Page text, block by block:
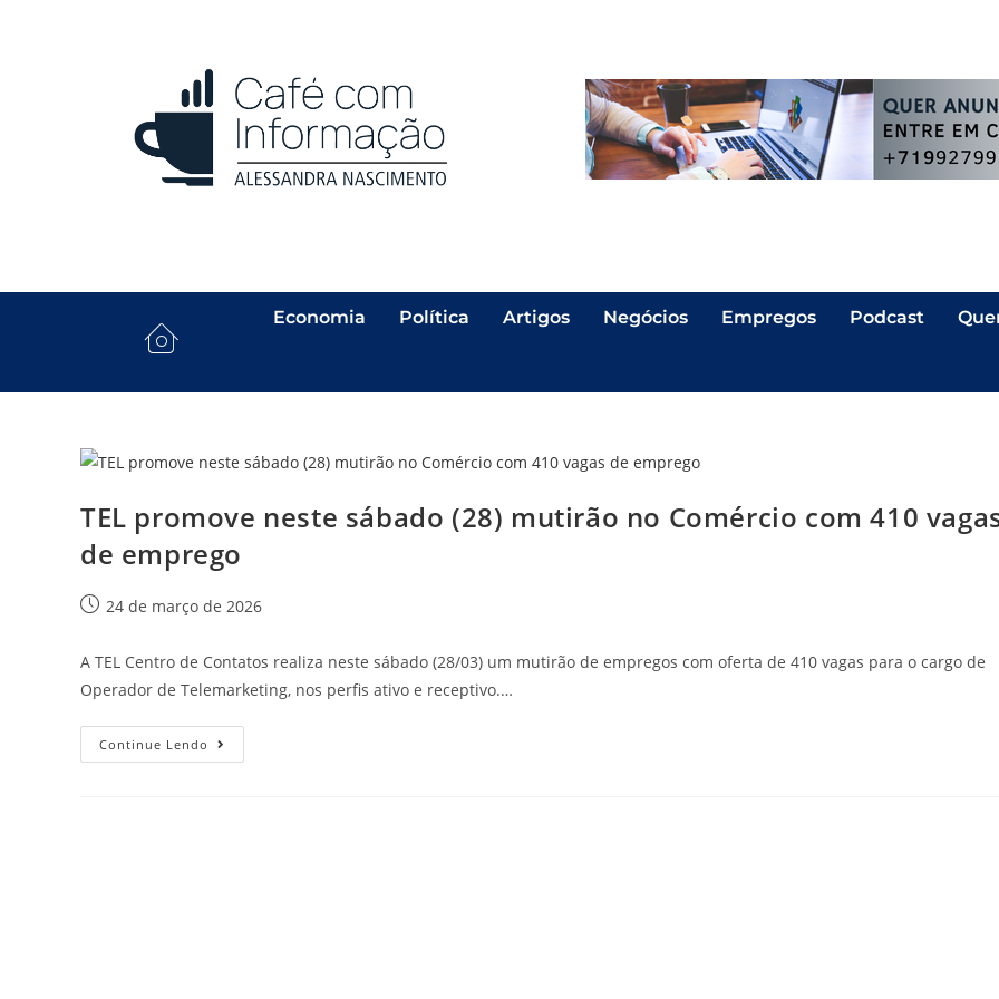
Economia Política Artigos Negócios Empregos Podcast
TEL promove neste sábado (28) mutirão no Comércio com 410
de emprego
24 de março de 2026
A TEL Centro de Contatos realiza neste sábado (28/03) um mutirão de empregos com oferta de 410 vagas para o cargo de
Operador de Telemarketing, nos perfis ativo e receptivo.…
Continue Lendo